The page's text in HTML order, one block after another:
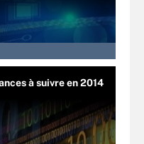
à suivre en 2014